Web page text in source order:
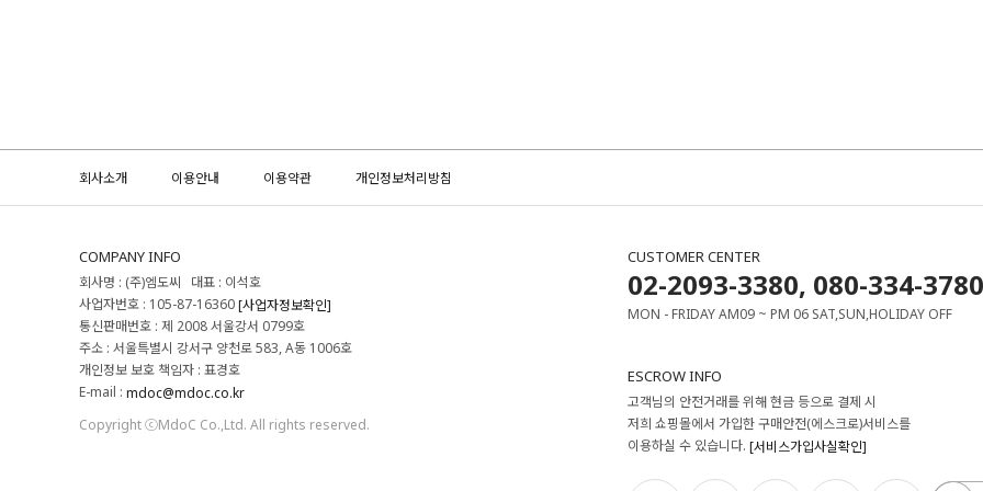
회사소개 이용안내 이용약관 개인정보처리방침
COMPANY INFO
회사명 : (주)엠도씨 대표 : 이석호
사업자번호 : 105-87-16360[사업자정보확인]
통신판매번호 : 제 2008 서울강서 0799호
주소 : 서울특별시 강서구 양천로 583, A동 1006호
개인정보 보호 책임자 : 표경호
E-mail : mdoc@mdoc.co.kr
Copyright ⓒMdoC Co.,Ltd. All rights reserved.
CUSTOMER CENTER
02-2093-3380, 080-334-3780
MON - FRIDAY AM09 ~ PM 06 SAT,SUN,HOLIDAY OFF
ESCROW INFO
고객님의 안전거래를 위해 현금 등으로 결제 시
저희 쇼핑몰에서 가입한 구매안전(에스크로)서비스를
이용하실 수 있습니다. [서비스가입사실확인]